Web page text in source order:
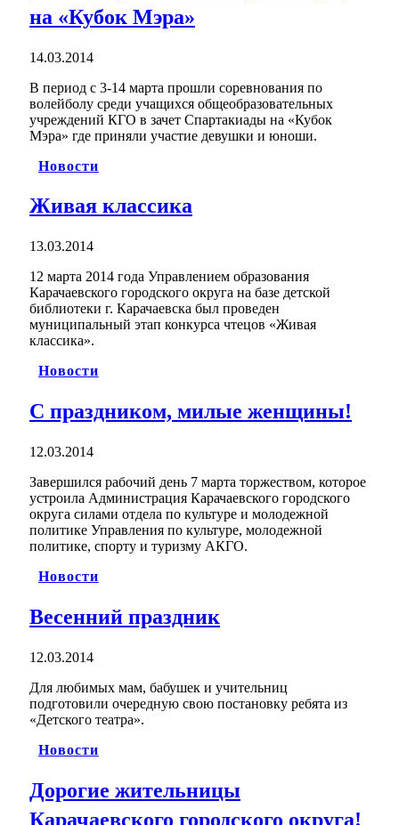
на «Кубок Мэра»
14.03.2014
В период с 3-14 марта прошли соревнования по
волейболу среди учащихся общеобразовательных
учреждений КГО в зачет Спартакиады на «Кубок
Мэра» где приняли участие девушки и юноши.
Новости
Живая классика
13.03.2014
12 марта 2014 года Управлением образования
Карачаевского городского округа на базе детской
библиотеки г. Карачаевска был проведен
муниципальный этап конкурса чтецов «Живая
классика».
Новости
С праздником, милые женщины!
12.03.2014
Завершился рабочий день 7 марта торжеством, которое
устроила Администрация Карачаевского городского
округа силами отдела по культуре и молодежной
политике Управления по культуре, молодежной
политике, спорту и туризму АКГО.
Новости
Весенний праздник
12.03.2014
Для любимых мам, бабушек и учительниц
подготовили очередную свою постановку ребята из
«Детского театра».
Новости
Дорогие жительницы
Карачаевского городского округа!